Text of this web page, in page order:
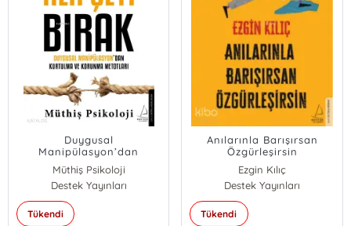
Duygusal
Manipülasyon’dan
Kurtulma ve Korunma
Metotları;Duygusal
Manipülasyon’dan
Kurtulma ve Korunma
Metotları
Müthiş Psikoloji
Destek Yayınları
Tükendi
Anılarınla Barışırsan
Özgürleşirsin
Ezgin Kılıç
Destek Yayınları
Tükendi